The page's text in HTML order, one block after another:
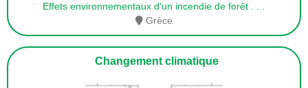
Effets environnementaux d'un incendie de forêt
Grèce
Changement climatique